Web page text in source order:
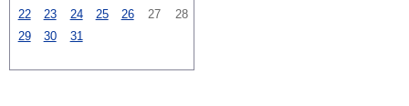
22
23 24 25 26 27
28
29
30 31